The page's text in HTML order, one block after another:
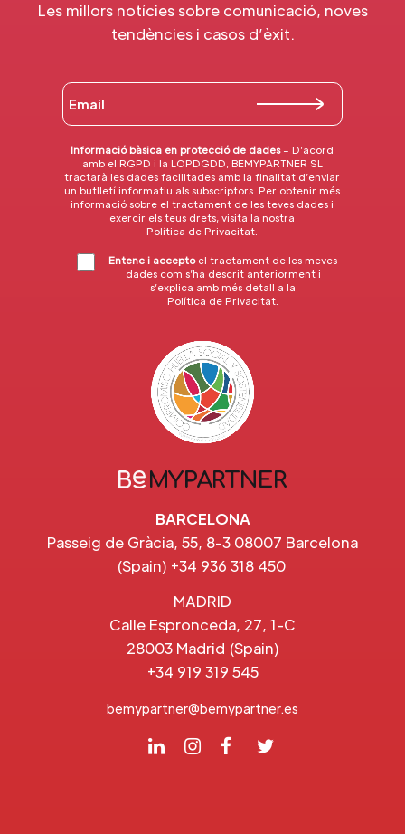
Les millors notícies sobre comunicació, noves
tendències i casos d’èxit.
Informació bàsica en protecció de dades– D’acord
amb el RGPD i la LOPDGDD, BEMYPARTNER SL
tractarà les dades facilitades amb la finalitat d’enviar
un butlletí informatiu als subscriptors. Per obtenir més
informació sobre el tractament de les teves dades i
exercir els teus drets, visita la nostra
Política de Privacitat
Entenc i accepto el tractament de les meves
dades com s’ha descrit anteriorment i
s’explica amb més detall a la
Política de Privacitat
BARCELONA
Passeig de Gràcia, 55, 8-3 08007 Barcelona
(Spain) +34 936 318 450
MADRID
Calle Espronceda, 27, 1-C
28003 Madrid (Spain)
+34 919 319 545
bemypartner@bemypartner.es